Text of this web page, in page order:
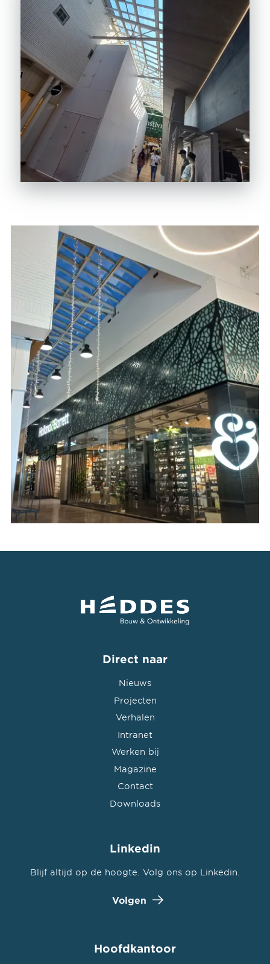
Direct naar
Nieuws
Projecten
Verhalen
Intranet
Werken bij
Magazine
Contact
Downloads
Linkedin
Blijf altijd op de hoogte. Volg ons op Linkedin.
Volgen
Hoofdkantoor